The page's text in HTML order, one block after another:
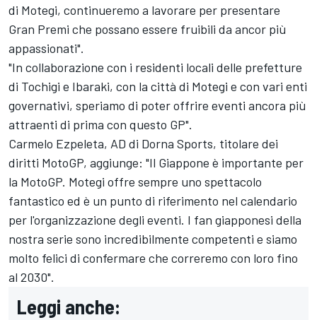
di Motegi, continueremo a lavorare per presentare
Gran Premi che possano essere fruibili da ancor più
appassionati".
"In collaborazione con i residenti locali delle prefetture
di Tochigi e Ibaraki, con la città di Motegi e con vari enti
governativi, speriamo di poter offrire eventi ancora più
attraenti di prima con questo GP".
Carmelo Ezpeleta, AD di Dorna Sports, titolare dei
diritti MotoGP, aggiunge: "Il Giappone è importante per
la MotoGP. Motegi offre sempre uno spettacolo
fantastico ed è un punto di riferimento nel calendario
per l'organizzazione degli eventi. I fan giapponesi della
nostra serie sono incredibilmente competenti e siamo
molto felici di confermare che correremo con loro fino
al 2030".
Leggi anche: